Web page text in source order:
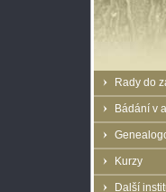
Rady do
Bádání v
Kurzy
Další